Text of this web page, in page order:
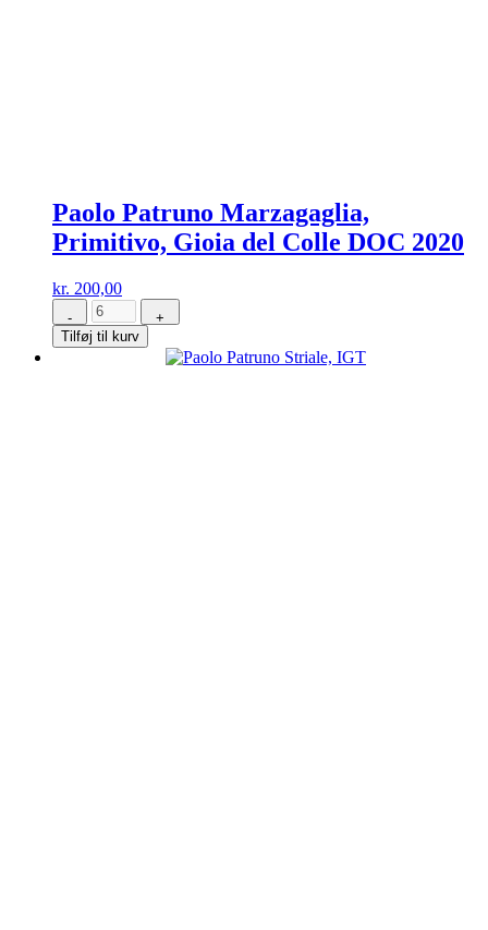
Paolo Patruno Marzagaglia,
Primitivo, Gioia del Colle DOC 2020
kr. 200,00
-
Paolo
Patruno
+
Tilføj til kurv